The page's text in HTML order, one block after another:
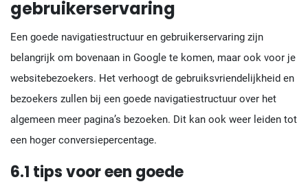
gebruikerservaring
Een goede navigatiestructuur en gebruikerservaring zijn
belangrijk om bovenaan in Google te komen, maar ook voor je
websitebezoekers. Het verhoogt de gebruiksvriendelijkheid en
bezoekers zullen bij een goede navigatiestructuur over het
algemeen meer pagina’s bezoeken. Dit kan ook weer leiden tot
een hoger conversiepercentage.
6.1 tips voor een goede